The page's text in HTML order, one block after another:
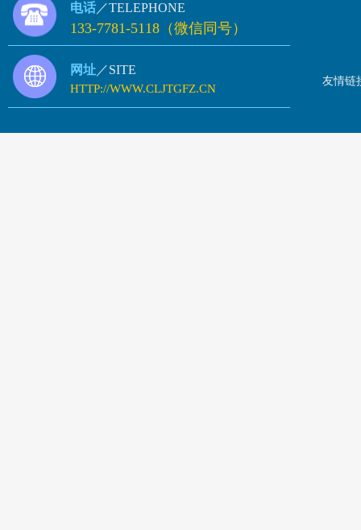
电话 ／TELEPHONE
133-7781-5118（微信同号）
网址 ／SITE
HTTP://WWW.CLJTGFZ.CN
友情链